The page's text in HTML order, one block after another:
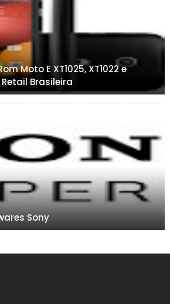
Moto E XT1025, XT1022 e
Retail Brasileira
Sony